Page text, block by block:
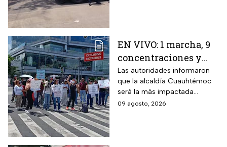
EN VIVO: 1 marcha, 9
concentraciones y
eventos en CDMX hoy
domingo 9 de agosto
Las autoridades informaron
que la alcaldía Cuauhtémoc
será la más impactada
durante este domingo; sigue
09 agosto, 2026